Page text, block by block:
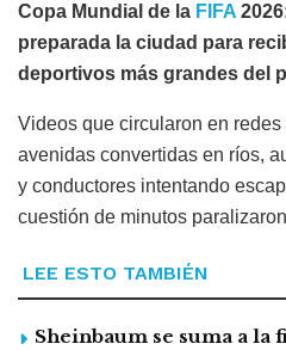
Copa Mundial de la FIFA 2026:
preparada la ciudad para
deportivos más grandes del
Videos que circularon en
avenidas convertidas en ríos,
y conductores intentando
cuestión de minutos
LEE ESTO TAMBIÉN
Sheinbaum se suma a